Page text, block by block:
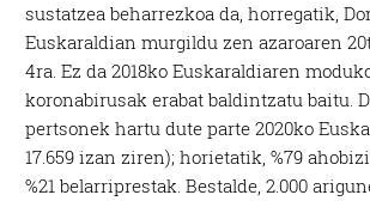
sustatzea beharrezkoa da, horregatik,
Euskaraldian murgildu zen azaroaren
4ra. Ez da 2018ko Euskaraldiaren
koronabirusak erabat baldintzatu baitu.
pertsonek hartu dute parte 2020ko
17.659 izan ziren); horietatik, %79
%21 belarriprestak. Bestalde, 2.000